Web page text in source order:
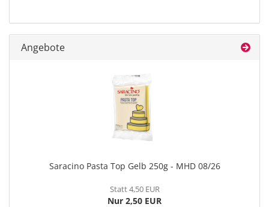
Angebote
Saracino Pasta Top Gelb 250g - MHD 08/26
Statt 4,50 EUR
Nur 2,50 EUR